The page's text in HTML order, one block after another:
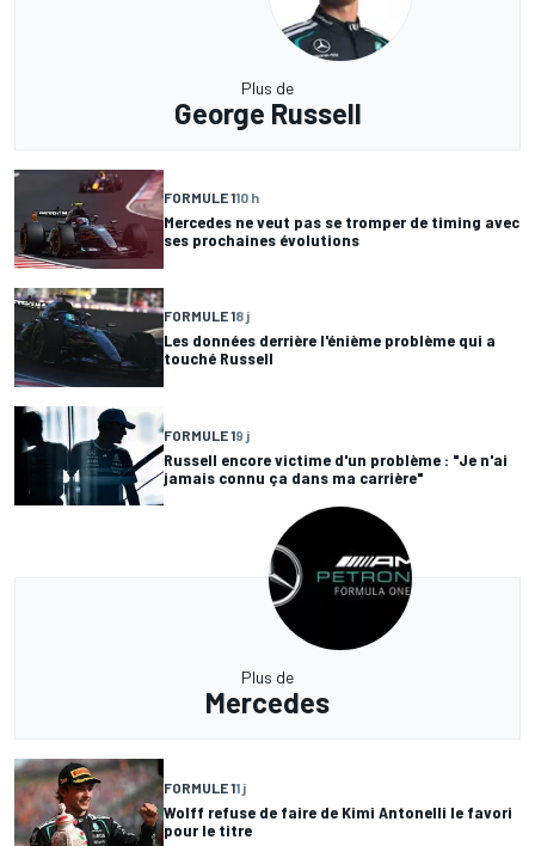
Plus de
George Russell
FORMULE 110 h
Mercedes ne veut pas se tromper de timing avec
ses prochaines évolutions
FORMULE 18 j
Les données derrière l'énième problème qui a
touché Russell
FORMULE 19 j
Russell encore victime d'un problème : "Je n'ai
jamais connu ça dans ma carrière"
Plus de
Mercedes
FORMULE 11 j
Wolff refuse de faire de Kimi Antonelli le favori
pour le titre